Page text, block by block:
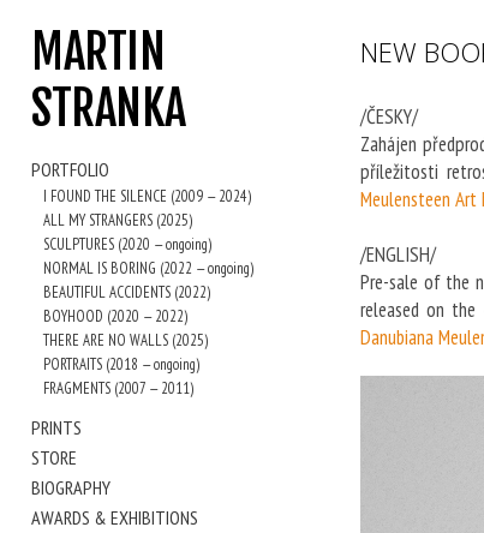
MARTIN
STRANKA
PORTFOLIO
I FOUND THE SILENCE (2009 — 2024)
ALL MY STRANGERS (2025)
SCULPTURES (2020 — ongoing)
NORMAL IS BORING (2022 — ongoing)
BEAUTIFUL ACCIDENTS (2022)
BOYHOOD (2020 — 2022)
THERE ARE NO WALLS (2025)
PORTRAITS (2018 — ongoing)
FRAGMENTS (2007 — 2011)
PRINTS
STORE
BIOGRAPHY
AWARDS & EXHIBITIONS
NEW
/ČESKY/
Zahájen
příležitosti
Meulensteen Art
/ENGLISH/
Pre-sale of the
released on
Danubiana